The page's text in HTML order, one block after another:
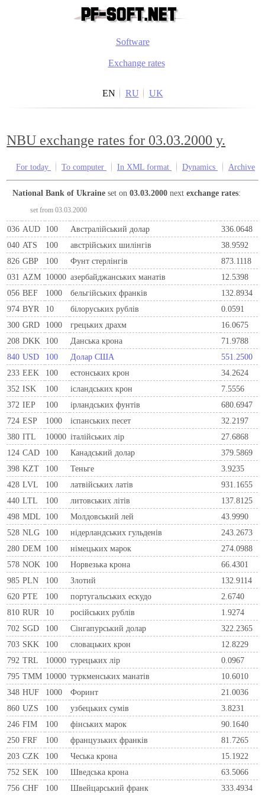
Software
Exchange rates
EN RU UK
NBU exchange rates for 03.03.2000 y.
For today To computer In XML format Dynamics Archive
National Bank of Ukraine set on03.03.2000 nextexchange rates:
set from 03.03.2000
036 AUD 100 Австралійський долар
336.0648
040 ATS 100 австрiйських шилiнгiв
38.9592
826 GBP 100 Фунт стерлінгів
873.1118
031 AZM 10000 азербайджанських манатів
12.5398
056 BEF 1000 бельгiйських франкiв
132.8934
974 BYR 10 білоруських рублів
0.0591
300 GRD 1000 грецьких драхм
16.0675
208 DKK 100 Данська крона
71.9788
840 USD 100 Долар США
551.2500
233 EEK 100 естонських крон
34.2624
352 ISK 100 ісландських крон
7.5556
372 IEP 100 iрландських фунтiв
680.6947
724 ESP 1000 iспанських песет
32.2197
380 ITL 10000 iталiйських лiр
27.6868
124 CAD 100 Канадський долар
379.5869
398 KZT 100 Теньге
3.9235
428 LVL 100 латвійських латів
931.1655
440 LTL 100 литовських літів
137.8125
498 MDL 100 Молдовський лей
43.9990
528 NLG 100 нiдерландських гульденiв
243.2673
280 DEM 100 нiмецьких марок
274.0988
578 NOK 100 Норвезька крона
66.4301
985 PLN 100 Злотий
132.9114
620 PTE 100 португальських ескудо
2.6740
810 RUR 10 росiйських рублiв
1.9274
702 SGD 100 Сінгапурський долар
322.2365
703 SKK 100 словацьких крон
12.8229
792 TRL 10000 турецьких лір
0.0967
795 TMM 10000 туркменських манатів
10.6010
348 HUF 1000 Форинт
21.0036
860 UZS 100 узбецьких сумів
3.8231
246 FIM 100 фiнських марок
90.1640
250 FRF 100 французьких франкiв
81.7265
203 CZK 100 Чеська крона
15.1922
752 SEK 100 Шведська крона
63.5066
756 CHF 100 Швейцарський франк 333.4934